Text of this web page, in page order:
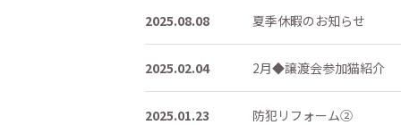
2025.08.08 夏季休暇のお知らせ
2025.02.04 2月◆譲渡会参加猫紹介
2025.01.23 防犯リフォーム②